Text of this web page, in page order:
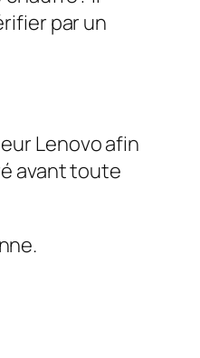
par un
Lenovo afin
avant toute